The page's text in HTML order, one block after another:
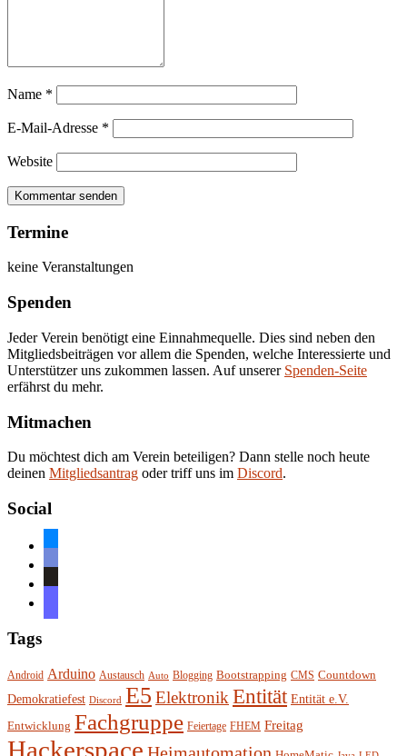
Name *
E-Mail-Adresse *
Website
Termine
keine Veranstaltungen
Spenden
Jeder Verein benötigt eine Einnahmequelle. Dies sind neben den
Mitgliedsbeiträgen vor allem die Spenden, welche Interessierte und
Unterstützer uns zukommen lassen. Auf unserer Spenden-Seite
erfährst du mehr.
Mitmachen
Du möchtest dich am Verein beteiligen? Dann stelle noch heute
deinen Mitgliedsantrag oder triff uns im Discord.
Social
Tags
Android Arduino Austausch Auto Blogging Bootstrapping CMS Countdown
Demokratiefest Discord E5 Elektronik Entität Entität e.V.
Entwicklung Fachgruppe Feiertage FHEM Freitag
Hackerspace